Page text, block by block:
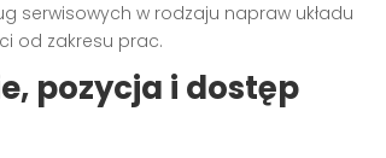
serwisowych w rodzaju napraw układu
od zakresu prac.
pozycja i dostęp